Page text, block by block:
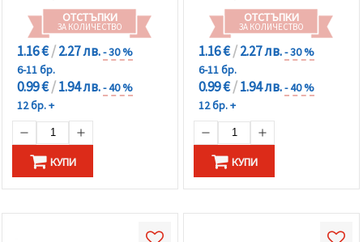
ОТСТЪПКИ
ЗА КОЛИЧЕСТВО
1.16 €/2.27 лв.- 30 %
6-11 бр.
0.99 €/1.94 лв.- 40 %
12 бр. +
КУПИ
ОТСТЪПКИ
ЗА КОЛИЧЕСТВО
1.16 €/2.27 лв.- 30 %
6-11 бр.
0.99 €/1.94 лв.- 40 %
12 бр. +
КУПИ